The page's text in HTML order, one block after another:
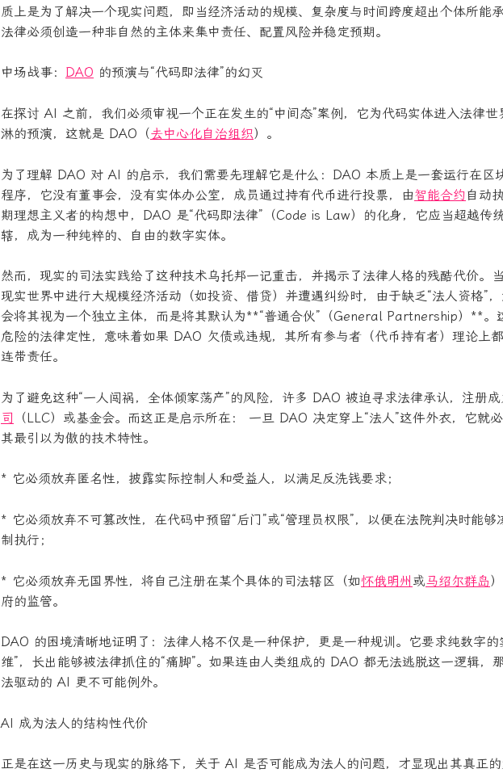
质上是为了解决一个现实问题，即当经济活动的规模、复杂度与时间跨度超出个体所能承
法律必须创造一种非自然的主体来集中责任、配置风险并稳定预期。
中场战事： DAO 的预演与“代码即法律”的幻灭
在探讨 AI 之前，我们必须审视一个正在发生的“中间态”案例，它为代码实体进入法律世
淋的预演，这就是 DAO（去中心化自治组织）。
为了理解 DAO 对 AI 的启示，我们需要先理解它是什么：DAO 本质上是一套运行在区
程序，它没有董事会，没有实体办公室，成员通过持有代币进行投票，由智能合约自动
期理想主义者的构想中，DAO 是“代码即法律”（Code is Law）的化身，它应当超越传
辖，成为一种纯粹的、自由的数字实体。
然而，现实的司法实践给了这种技术乌托邦一记重击，并揭示了法律人格的残酷代价。
现实世界中进行大规模经济活动（如投资、借贷）并遭遇纠纷时，由于缺乏“法人资格”
会将其视为一个独立主体，而是将其默认为**“普通合伙”（General Partnership）**。
危险的法律定性，意味着如果 DAO 欠债或违规，其所有参与者（代币持有者）理论上
连带责任。
为了避免这种“一人闯祸，全体倾家荡产”的风险，许多 DAO 被迫寻求法律承认，注册成
司 （LLC）或基金会。而这正是启示所在： 一旦 DAO 决定穿上“法人”这件外衣，它就
其最引以为傲的技术特性。
* 它必须放弃匿名性，披露实际控制人和受益人，以满足反洗钱要求；
* 它必须放弃不可篡改性，在代码中预留“后门”或“管理员权限”，以便在法院判决时能够
制执行；
* 它必须放弃无国界性，将自己注册在某个具体的司法辖区（如怀俄明州 或马绍尔群岛
府的监管。
DAO 的困境清晰地证明了：法律人格不仅是一种保护，更是一种规训。它要求纯数字的
维”，长出能够被法律抓住的“痛脚”。如果连由人类组成的 DAO 都无法逃脱这一逻辑，
法驱动的 AI 更不可能例外。
AI 成为法人的结构性代价
正是在这一历史与现实的脉络下，关于 AI 是否可能成为法人的问题，才显现出其真正